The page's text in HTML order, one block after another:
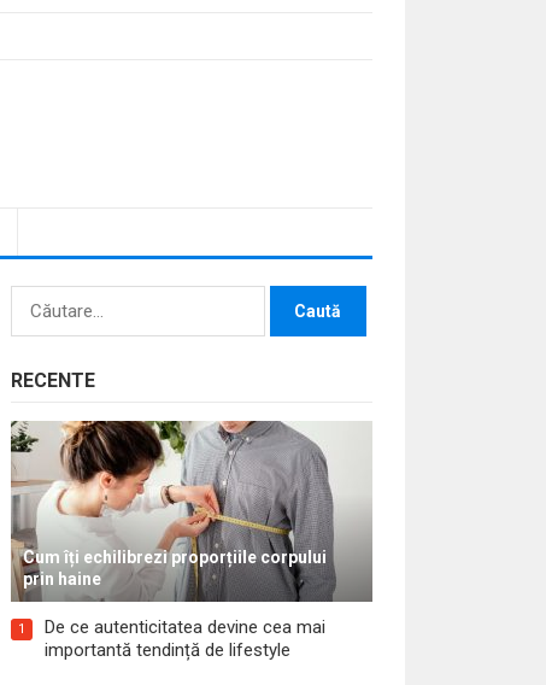
Caută
RECENTE
Cum îți echilibrezi proporțiile corpului
prin haine
1
De ce autenticitatea devine cea mai
importantă tendință de lifestyle